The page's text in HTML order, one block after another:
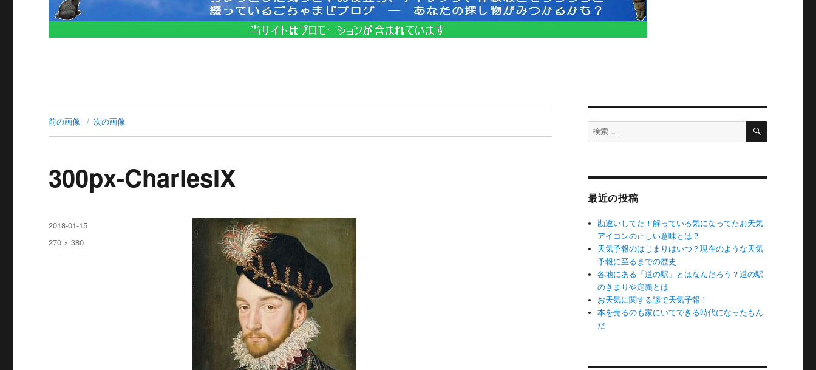
前の画像 次の画像
300px-CharlesIX
投
稿
2018-01-15
フ
270 × 380
検
索
検
最近の投稿
勘違いしてた！解っている気になってたお天気
アイコンの正しい意味とは？
天気予報のはじまりはいつ？現在のような天気
予報に至るまでの歴史
各地にある「道の駅」とはなんだろう？道の駅
のきまりや定義とは
お天気に関する諺で天気予報！
本を売るのも家にいてできる時代になったもん
だ